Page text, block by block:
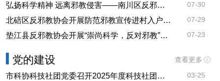
弘扬科学精神 远离邪教侵害——南川区反邪教宣传月走进头渡镇 07-30
北碚区反邪教协会开展防范邪教宣传进村入户工作 07-29
垫江县反邪教协会开展“崇尚科学，反对邪教”主题宣传活动 07-23
党的建设 查看更多
市科协科技社团党委召开2025年度科技社团党支部书记抓基层党建工作述职评议会 03-25